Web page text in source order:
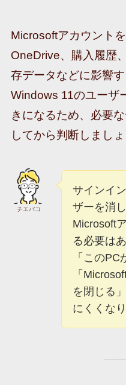
Microsoftアカウント
OneDrive、購入履歴
存データなどに影響
Windows 11のユーザ
きになるため、必要
してから判断しましょ
チエバコ
サインイ
ザーを消
Microsoft
る必要は
「この
「
を閉じる
にくくなり